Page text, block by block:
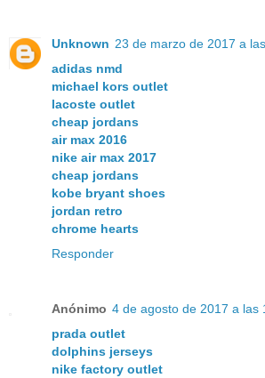
Unknown 23 de marzo de 2017 a
adidas nmd
michael kors outlet
lacoste outlet
cheap jordans
air max 2016
nike air max 2017
cheap jordans
kobe bryant shoes
jordan retro
chrome hearts
Responder
Anónimo 4 de agosto de 2017 a las
prada outlet
dolphins jerseys
nike factory outlet